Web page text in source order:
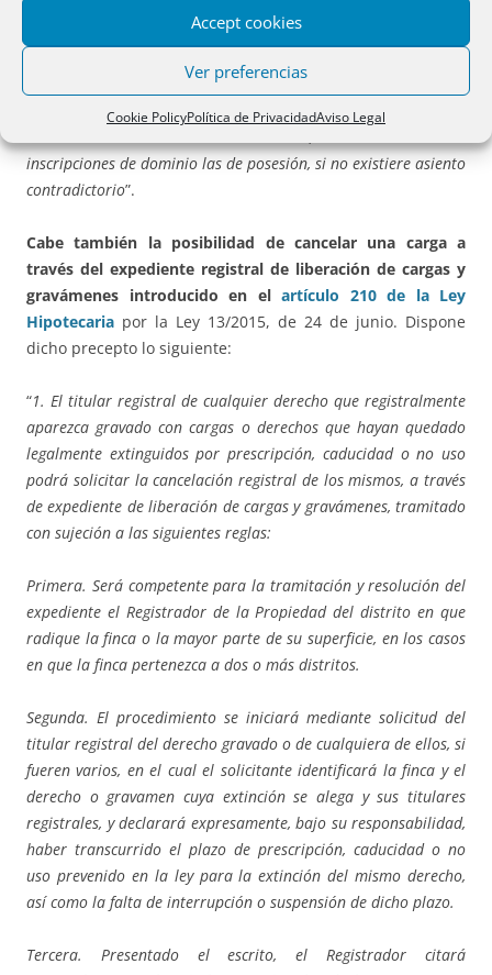
Accept cookies
Ver preferencias
Cookie PolicyPolítica de PrivacidadAviso Legal
que no conste en el Registro asiento alguno sobre reclamación
refieren tales notas de afección. Cuando se extienda alguna
inscripción relativa a las fincas o se expida una certificación a
inscripciones de dominio las de posesión, si no existiere asiento
contradictorio”.
Cabe también la posibilidad de cancelar una carga a
través del expediente registral de liberación de cargas y
gravámenes introducido en el artículo 210 de la Ley
Hipotecaria por la Ley 13/2015, de 24 de junio. Dispone
dicho precepto lo siguiente:
“1. El titular registral de cualquier derecho que registralmente
aparezca gravado con cargas o derechos que hayan quedado
legalmente extinguidos por prescripción, caducidad o no uso
podrá solicitar la cancelación registral de los mismos, a través
de expediente de liberación de cargas y gravámenes, tramitado
con sujeción a las siguientes reglas:
Primera. Será competente para la tramitación y resolución del
expediente el Registrador de la Propiedad del distrito en que
radique la finca o la mayor parte de su superficie, en los casos
en que la finca pertenezca a dos o más distritos.
Segunda. El procedimiento se iniciará mediante solicitud del
titular registral del derecho gravado o de cualquiera de ellos, si
fueren varios, en el cual el solicitante identificará la finca y el
derecho o gravamen cuya extinción se alega y sus titulares
registrales, y declarará expresamente, bajo su responsabilidad,
haber transcurrido el plazo de prescripción, caducidad o no
uso prevenido en la ley para la extinción del mismo derecho,
así como la falta de interrupción o suspensión de dicho plazo.
Tercera. Presentado el escrito, el Registrador citará